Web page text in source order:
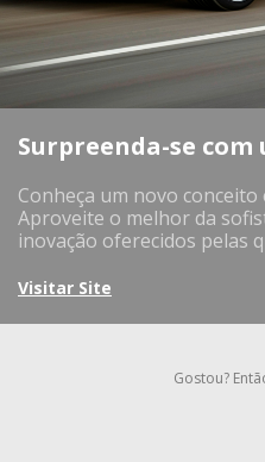
Surpreenda-se com
Conheça um novo
Aproveite o melhor da
inovação oferecidos pelas
Visitar Site
Gostou?